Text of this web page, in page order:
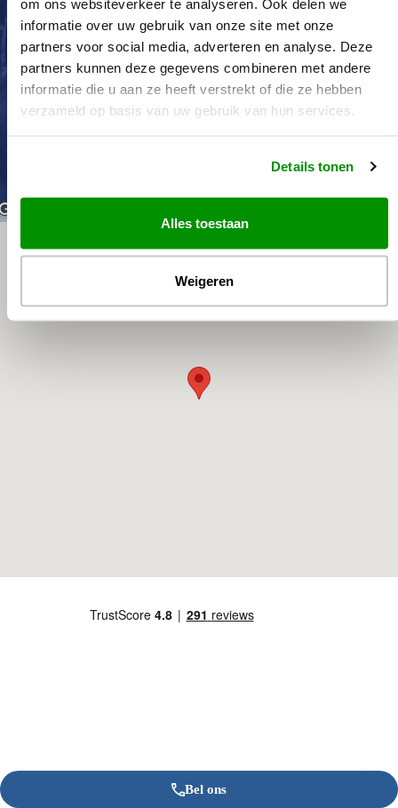
om ons websiteverkeer te analyseren. Ook delen we
informatie over uw gebruik van onze site met onze
partners voor social media, adverteren en analyse. Deze
partners kunnen deze gegevens combineren met andere
informatie die u aan ze heeft verstrekt of die ze hebben
verzameld op basis van uw gebruik van hun services.
Details tonen
Alles toestaan
Weigeren
De afbeelding kan auteursrechtelijk beschermd zijn
Bel ons